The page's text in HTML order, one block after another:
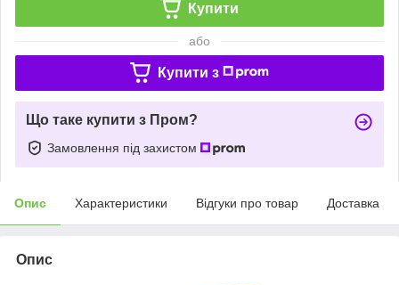
Купити
або
Купити з
Що таке купити з Пром?
Замовлення під захистом
Опис Характеристики Відгуки про товар Доставка
Опис